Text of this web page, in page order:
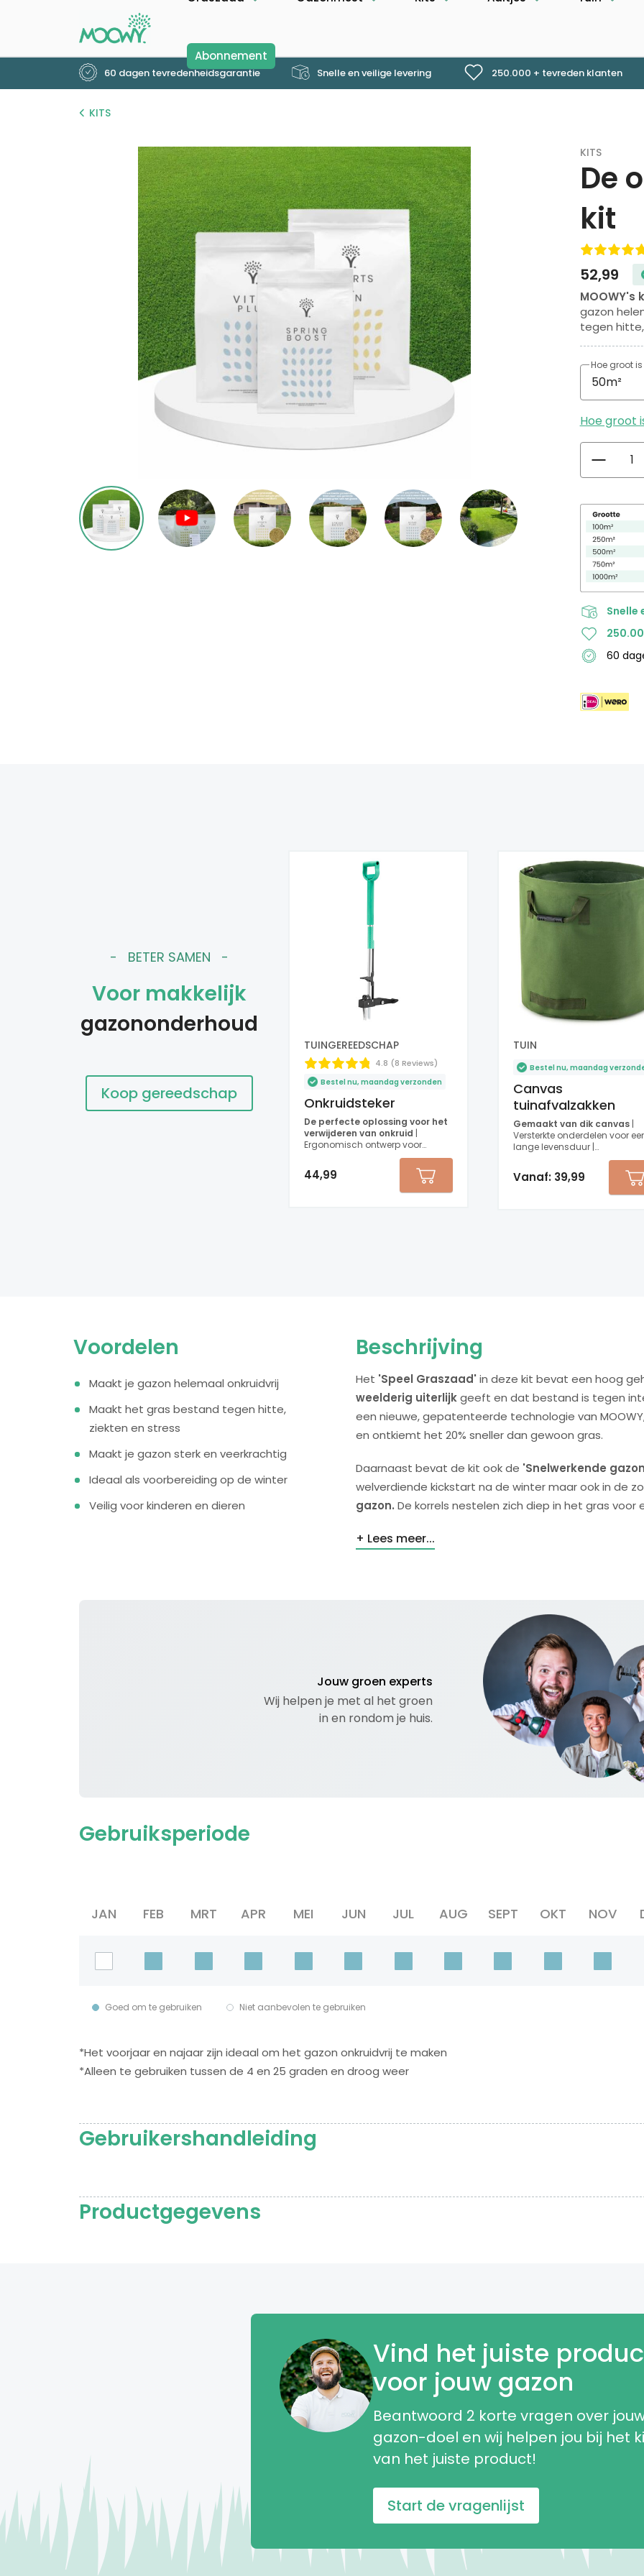
Abonnement
60 dagen tevredenheidsgarantie Snelle en veilige levering 250.000 + tevreden klanten
KITS
KITS
De
kit
52,99
MOOWY's
gazon
tegen
Hoe groot
Hoe groot
Snelle
60
BETER SAMEN
Voor makkelijk
gazononderhoud
Koop gereedschap
TUINGEREEDSCHAP
4.8 (8 Reviews)
Bestel nu, maandag verzonden
Onkruidsteker
De perfecte oplossing voor het
verwijderen van onkruid |
Ergonomisch ontwerp voor
comfortabel gebruik | Gemakkelijk
te gebruiken
44,99
TUIN
Bestel nu, maandag
Canvas
tuinafvalzakken
Gemaakt van dik canvas |
Versterkte onderdelen voor
lange levensduur |
Vanaf: 39,99
Voordelen
Maakt je gazon helemaal onkruidvrij
Maakt het gras bestand tegen hitte,
ziekten en stress
Maakt je gazon sterk en veerkrachtig
Ideaal als voorbereiding op de winter
Veilig voor kinderen en dieren
Beschrijving
Het 'Speel Graszaad'in deze kit bevat een hoog
weelderig uiterlijkgeeft en dat bestand is tegen
een nieuwe, gepatenteerde technologie van
en ontkiemt het 20% sneller dan gewoon gras.
Daarnaast bevat de kit ook de 'Snelwerkende
welverdiende kickstart na de winter maar ook in de
gazon. De korrels nestelen zich diep in het gras
Lees meer...
Jouw groen experts
Wij helpen je met al het groen
in en rondom je huis.
Gebruiksperiode
JAN FEB MRT APR MEI JUN JUL AUG SEPT OKT NOV
Goed om te gebruiken Niet aanbevolen te gebruiken
*Het voorjaar en najaar zijn ideaal om het gazon onkruidvrij te maken
*Alleen te gebruiken tussen de 4 en 25 graden en droog weer
Gebruikershandleiding
Productgegevens
Vind het juiste
voor jouw gazon
Beantwoord 2 korte vragen over
gazon-doel en wij helpen jou bij het
van het juiste product!
Start de vragenlijst